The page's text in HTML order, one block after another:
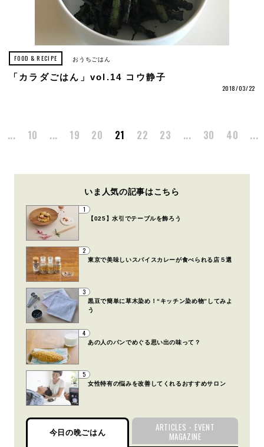
FOOD & RECIPE おうちごはん
「カラダごはん」vol.14 コウ静子
2018/03/22
... 10 ... 19 20 21 22 23 ... 30 40 ...
いま人気の記事はこちら
1
【025】水引でテーブルを飾ろう
2
東京で美味しいスパイスカレーが食べられる店５選
3
黒豆で簡単に草木染め！“キッチン染め物”してみよ
う
4
あの人のパンでめぐる思い出の味って？
5
女性特有の悩みを改善してくれるおすすめサロン
今日の晩ごはん
ARTICLES・EVENT
MAGAZINE